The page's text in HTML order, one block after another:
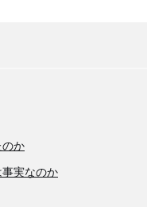
か
実なのか